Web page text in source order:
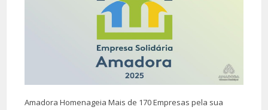
Amadora Homenageia Mais de 170 Empresas pela sua